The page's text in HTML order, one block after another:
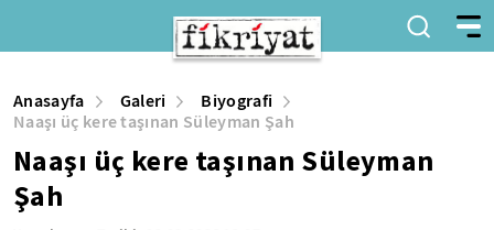
Anasayfa Galeri
Biyografi
Naaşı üç kere taşınan Süleyman Şah
Naaşı üç kere taşınan Süleyman
Şah